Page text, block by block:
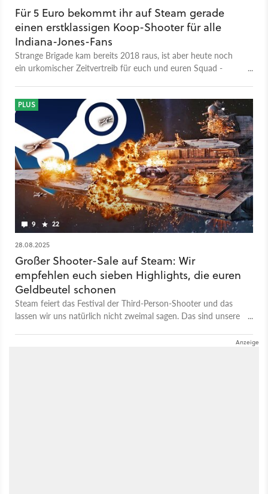
Für 5 Euro bekommt ihr auf Steam gerade
einen erstklassigen Koop-Shooter für alle
Indiana-Jones-Fans
Strange Brigade kam bereits 2018 raus, ist aber heute noch
ein urkomischer Zeitvertreib für euch und euren Squad -
9 22
PLUS
28.08.2025
Großer Shooter-Sale auf Steam: Wir
empfehlen euch sieben Highlights, die euren
Geldbeutel schonen
Steam feiert das Festival der Third-Person-Shooter und das
lassen wir uns natürlich nicht zweimal sagen. Das sind unsere